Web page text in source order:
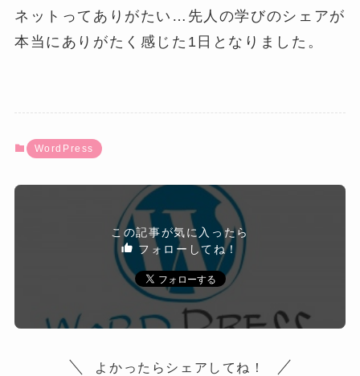
ネットってありがたい…先人の学びのシェアが
本当にありがたく感じた1日となりました。
WordPress
この記事が気に入ったら
フォローしてね！
よかったらシェアしてね！